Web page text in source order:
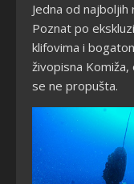
Jedna od
Poznat po
klifovima i
živopisna
se ne propušta.